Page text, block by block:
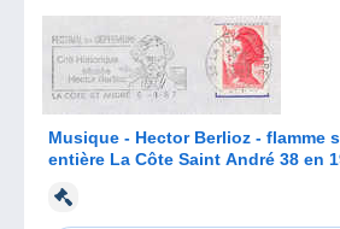
Musique - Hector Berlioz - flamme
entière La Côte Saint André 38 en